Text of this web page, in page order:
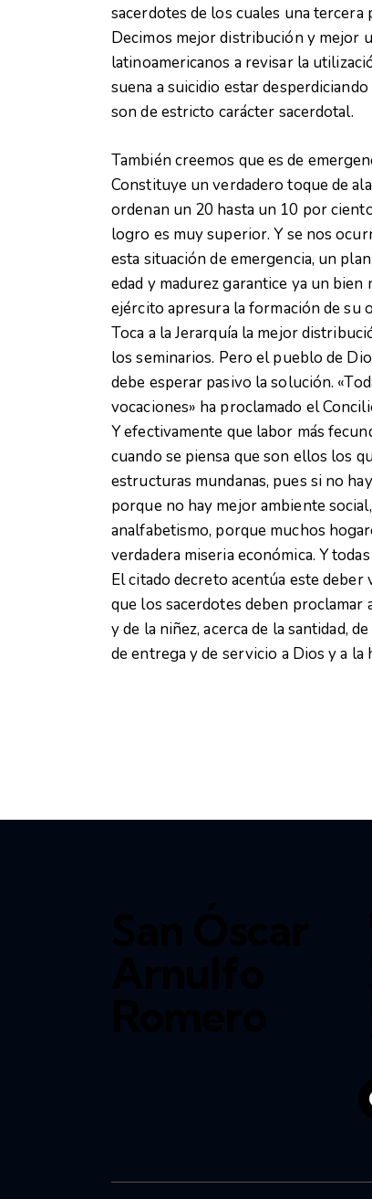
sacerdotes de los cuales una
Decimos mejor distribución y mejor
latinoamericanos a revisar la
suena a suicidio estar
son de estricto carácter sacerdotal.
También creemos que es de
Constituye un verdadero toque de
ordenan un 20 hasta un 10 por
logro es muy superior. Y se nos
esta situación de emergencia, un
edad y madurez garantice ya un
ejército apresura la formación de su
Toca a la Jerarquía la mejor
los seminarios. Pero el pueblo de
debe esperar pasivo la solución.
vocaciones» ha proclamado el
Y efectivamente que labor más
cuando se piensa que son ellos los
estructuras mundanas, pues si no
porque no hay mejor ambiente
analfabetismo, porque muchos
verdadera miseria económica. Y
El citado decreto acentúa este
que los sacerdotes deben
y de la niñez, acerca de la santidad,
de entrega y de servicio a Dios y a la